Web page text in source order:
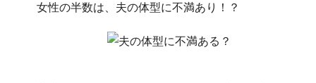
女性の半数は、夫の体型に不満あり！？